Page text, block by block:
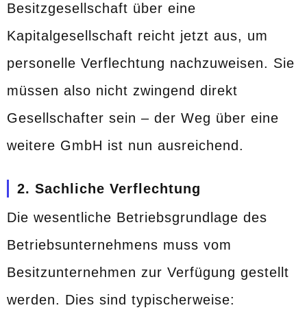
Besitzgesellschaft über eine
Kapitalgesellschaft reicht jetzt aus, um
personelle Verflechtung nachzuweisen. Sie
müssen also nicht zwingend direkt
Gesellschafter sein – der Weg über eine
weitere GmbH ist nun ausreichend.
2. Sachliche Verflechtung
Die wesentliche Betriebsgrundlage des
Betriebsunternehmens muss vom
Besitzunternehmen zur Verfügung gestellt
werden. Dies sind typischerweise: